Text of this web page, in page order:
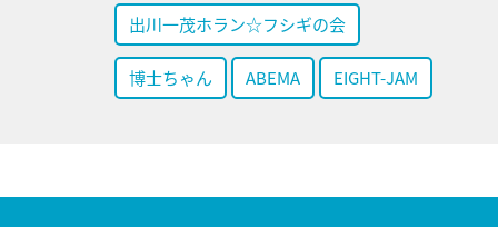
出川一茂ホラン☆フシギの会
博士ちゃん ABEMA EIGHT-JAM